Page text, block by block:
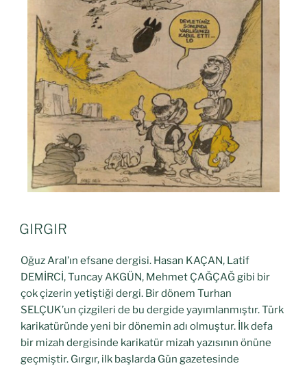
GIRGIR
Oğuz Aral’ın efsane dergisi. Hasan KAÇAN, Latif
DEMİRCİ, Tuncay AKGÜN, Mehmet ÇAĞÇAĞ gibi bir
çok çizerin yetiştiği dergi. Bir dönem Turhan
SELÇUK’un çizgileri de bu dergide yayımlanmıştır. Türk
karikatüründe yeni bir dönemin adı olmuştur. İlk defa
bir mizah dergisinde karikatür mizah yazısının önüne
geçmiştir. Gırgır, ilk başlarda Gün gazetesinde